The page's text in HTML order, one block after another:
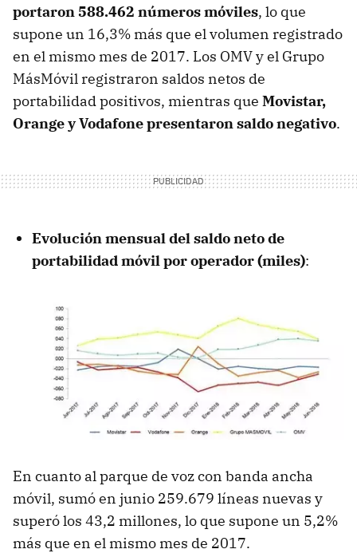
portaron 588.462 números móviles, lo que
supone un 16,3% más que el volumen registrado
en el mismo mes de 2017. Los OMV y el Grupo
MásMóvil registraron saldos netos de
portabilidad positivos, mientras que Movistar,
Orange y Vodafone presentaron saldo negativo.
Evolución mensual del saldo neto de
portabilidad móvil por operador (miles):
En cuanto al parque de voz con banda ancha
móvil, sumó en junio 259.679 líneas nuevas y
superó los 43,2 millones, lo que supone un 5,2%
más que en el mismo mes de 2017.